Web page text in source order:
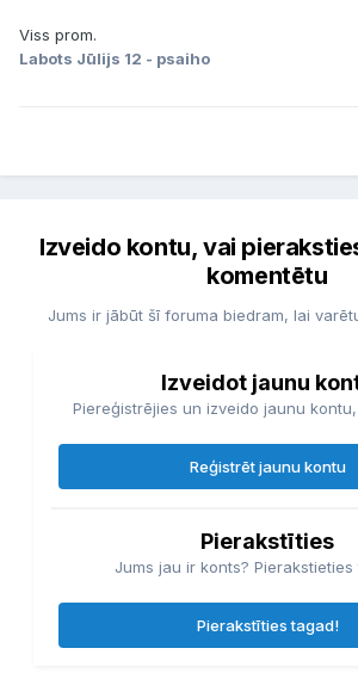
Viss prom.
Labots Jūlijs 12 - psaiho
Izveido kontu, vai
komentētu
Jums ir jābūt šī foruma biedram, lai
Izveidot jaunu
Piereģistrējies un izveido jaunu
Reģistrēt jaunu kontu
Pierakstīties
Jums jau ir konts? Pierakstieties
Pierakstīties tagad!